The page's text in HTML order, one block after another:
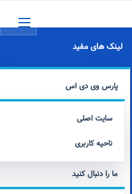
لینک های مفید
پارس وی دی اس
سایت اصلی
ناحیه کاربری
ما را دنبال کنید